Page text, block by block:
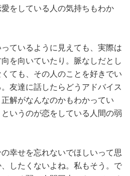
をしている人の気持ちもわか
ているように見えても、実際は
を向いていたり。脈なしだとし
ても、その人のことを好きでい
友達に話したらどうアドバイス
解がなんなのかもわかってい
いうのが恋をしている人間の弱
幸せを忘れないでほしいって思
したくないよね。私もそう。で